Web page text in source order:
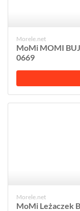
Morele.net
MoMi MOMI
0669
Morele.net
MoMi Leżaczek